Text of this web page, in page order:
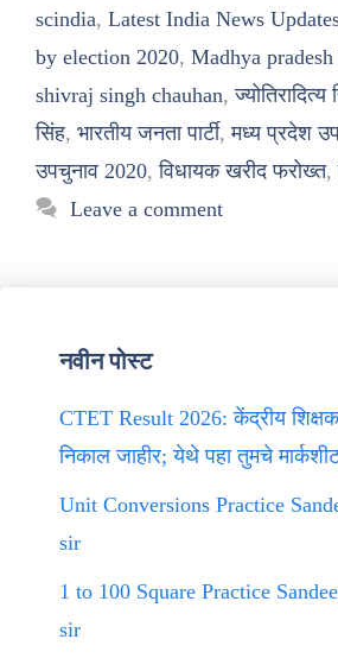
scindia, Latest India News
by election 2020, Madhya
shivraj singh chauhan,ज्योतिरादित्य
सिंह, भारतीय जनता पार्टी,मध्य प्रदेश
उपचुनाव 2020,विधायक खरीद फरोख्त,
Leave a comment
नवीन पोस्ट
CTET Result 2026: केंद्रीय शिक्षक
निकाल जाहीर; येथे पहा तुमचे
Unit Conversions Practice
sir
1 to 100 Square Practice
sir